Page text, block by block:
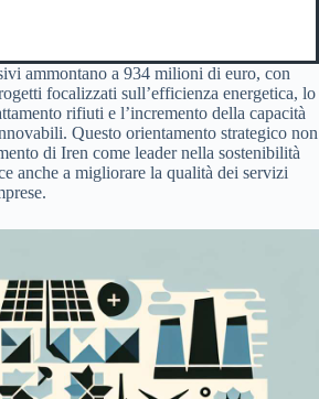
ammontano a 934 milioni di euro, con
focalizzati sull’efficienza energetica, lo
rifiuti e l’incremento della capacità
Questo orientamento strategico non
di Iren come leader nella sostenibilità
anche a migliorare la qualità dei servizi